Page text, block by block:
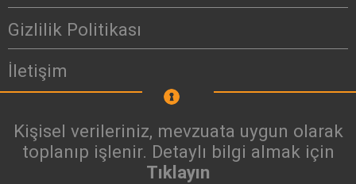
Gizlilik Politikası
İletişim
Kişisel verileriniz, mevzuata uygun olarak
toplanıp işlenir. Detaylı bilgi almak için
Tıklayın